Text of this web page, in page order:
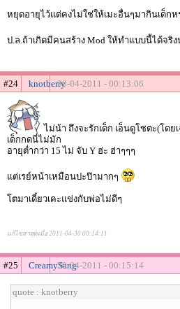
หยุดอายุไว้แต่คงไม่ใช่ให้เมะอื่นๆมากินเด็กห
ป.ล.ถ้าเกิดมีคนสร้าง Mod ให้ทำแบบนี้ได้จริง
#24 knotberry30-04-2011 - 00:13:06
ไม่น้า ถึงจะรักเด็ก เอ็นดูโชตะ(โด
เด็กกดนี่ไม่มัก
อายุต่ำกว่า 15 ไม่ จับ Y ฮ่ะ ฮ่าๆๆๆ
แต่เรย์หน้าเหมือนปะป๊ามากๆ
โตมาเดี๋ยวเคะแข่งกับพ่อไม่ดีๆ
แก้ไขล่าสุดเมื่อ 2011-04-30 00:14:11
#25 CreamySang30-04-2011 - 00:15:14
quote : knotberry